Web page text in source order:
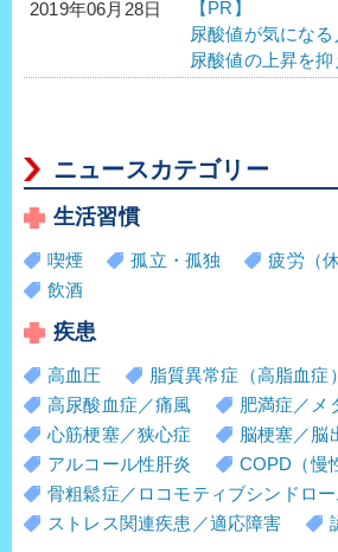
2019年06月28日
【PR】
尿酸値が気になる
尿酸値の上昇を
ニュースカテゴリー
生活習慣
喫煙 孤立・孤独 疲労（
飲酒
疾患
高血圧 脂質異常症（高脂血症）
高尿酸血症／痛風
肥満症／メ
心筋梗塞／狭心症
脳梗塞／脳
アルコール性肝炎
COPD（慢
骨粗鬆症／ロコモティブシンドロ
ストレス関連疾患／適応障害